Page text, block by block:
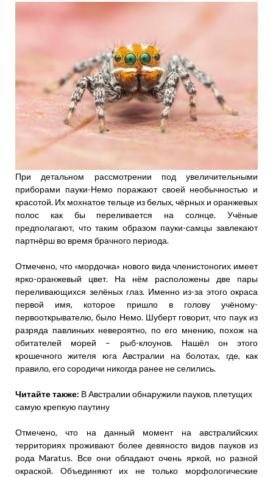
При детальном рассмотрении под увеличительными
приборами пауки-Немо поражают своей необычностью и
красотой. Их мохнатое тельце из белых, чёрных и оранжевых
полос как бы переливается на солнце. Учёные
предполагают, что таким образом пауки-самцы завлекают
партнёрш во время брачного периода.
Отмечено, что «мордочка» нового вида членистоногих имеет
ярко-оранжевый цвет. На нём расположены две пары
переливающихся зелёных глаз. Именно из-за этого окраса
первой имя, которое пришло в голову учёному-
первооткрывателю, было Немо. Шуберт говорит, что паук из
разряда павлиньих невероятно, по его мнению, похож на
обитателей морей – рыб-клоунов. Нашёл он этого
крошечного жителя юга Австралии на болотах, где, как
правило, его сородичи никогда ранее не селились.
Читайте также: В Австралии обнаружили пауков, плетущих
самую крепкую паутину
Отмечено, что на данный момент на австралийских
территориях проживают более девяносто видов пауков из
рода Maratus. Все они обладают очень яркой, но разной
окраской. Объединяют их не только морфологические